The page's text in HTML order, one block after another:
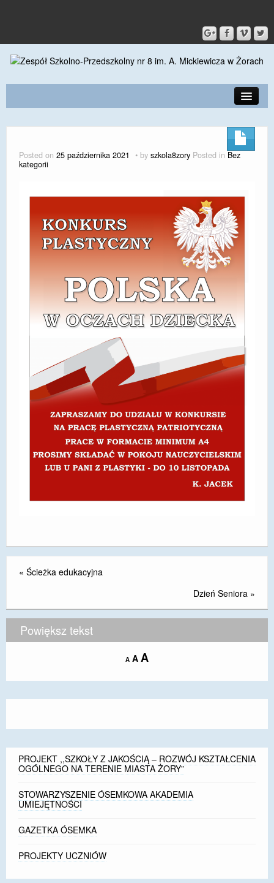
KONTAKT
DLA RODZICÓW I UCZNIÓW
DLA PRACOWNIKÓW
GALERIA
DOSTĘPNOŚĆ
POLITYKA PRYWATNOŚCI
EGZAMIN ÓSMOKLASISTY
STANDARDY OCHRONY MAŁOLETNICH
PROJEKT ,,SZKOŁY Z JAKOŚCIĄ – ROZWÓJ
KSZTAŁCENIA OGÓLNEGO NA TERENIE MIASTA
REKRUTACJA 2026/2027
Posted on 25 października 2021 by szkola8zory Posted in Bez
kategorii
« Ścieżka edukacyjna
Dzień Seniora »
Powiększ tekst
A Decrease
size.
A Reset
size.
AIncrease
size.
PROJEKT ,,SZKOŁY Z JAKOŚCIĄ – ROZWÓJ KSZTAŁCENIA
OGÓLNEGO NA TERENIE MIASTA ŻORY”
STOWARZYSZENIE ÓSEMKOWA AKADEMIA
UMIEJĘTNOŚCI
GAZETKA ÓSEMKA
PROJEKTY UCZNIÓW